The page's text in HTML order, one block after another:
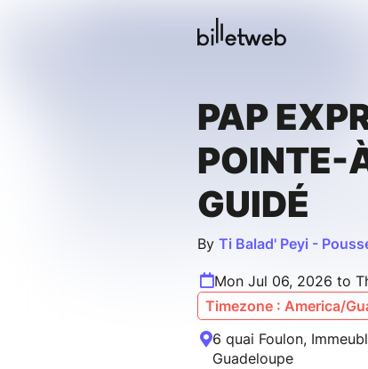
PAP
POINTE-
GUIDÉ
By Ti Balad' Peyi -
Mon Jul 06, 2026 to
Timezone : America/
6 quai Foulon,
Guadeloupe